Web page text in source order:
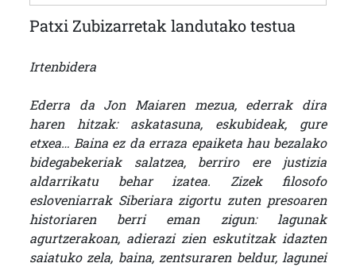
Patxi Zubizarretak landutako testua
Irtenbidera
Ederra da Jon Maiaren mezua, ederrak dira
haren hitzak: askatasuna, eskubideak, gure
etxea… Baina ez da erraza epaiketa hau bezalako
bidegabekeriak salatzea, berriro ere justizia
aldarrikatu behar izatea. Zizek filosofo
esloveniarrak Siberiara zigortu zuten presoaren
historiaren berri eman zigun: lagunak
agurtzerakoan, adierazi zien eskutitzak idazten
saiatuko zela, baina, zentsuraren beldur, lagunei